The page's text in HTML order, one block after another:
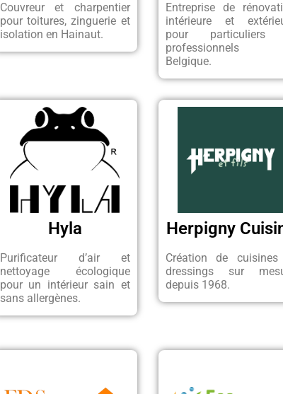
Couvreur et charpentier
pour toitures, zinguerie et
isolation en Hainaut.
Entreprise de
intérieure et
pour particuliers
professionnels
Belgique.
Hyla
Purificateur d’air et
nettoyage écologique
pour un intérieur sain et
sans allergènes.
Herpigny
Création de
dressings sur
depuis 1968.